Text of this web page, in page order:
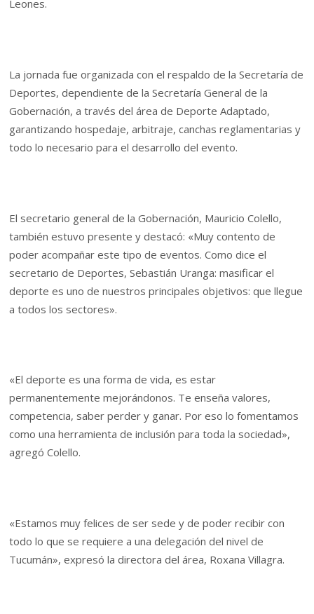
Leones.
La jornada fue organizada con el respaldo de la Secretaría de
Deportes, dependiente de la Secretaría General de la
Gobernación, a través del área de Deporte Adaptado,
garantizando hospedaje, arbitraje, canchas reglamentarias y
todo lo necesario para el desarrollo del evento.
El secretario general de la Gobernación, Mauricio Colello,
también estuvo presente y destacó: «Muy contento de
poder acompañar este tipo de eventos. Como dice el
secretario de Deportes, Sebastián Uranga: masificar el
deporte es uno de nuestros principales objetivos: que llegue
a todos los sectores».
«El deporte es una forma de vida, es estar
permanentemente mejorándonos. Te enseña valores,
competencia, saber perder y ganar. Por eso lo fomentamos
como una herramienta de inclusión para toda la sociedad»,
agregó Colello.
«Estamos muy felices de ser sede y de poder recibir con
todo lo que se requiere a una delegación del nivel de
Tucumán», expresó la directora del área, Roxana Villagra.